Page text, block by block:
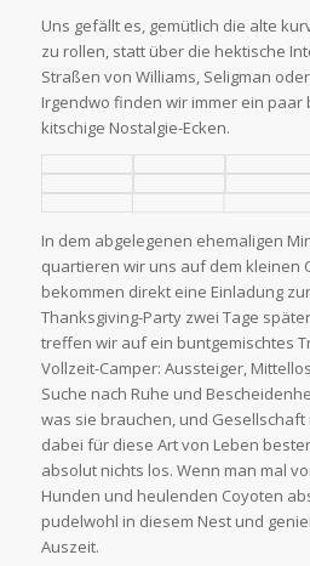
Uns gefällt es, gemütlich die alte
zu rollen, statt über die hektische
Straßen von Williams, Seligman
Irgendwo finden wir immer ein paar
kitschige Nostalgie-Ecken.
In dem abgelegenen ehemaligen
quartieren wir uns auf dem kleinen
bekommen direkt eine Einladung
Thanksgiving-Party zwei Tage
treffen wir auf ein buntgemischtes
Vollzeit-Camper: Aussteiger,
Suche nach Ruhe und
was sie brauchen, und Gesellschaft
dabei für diese Art von Leben
absolut nichts los. Wenn man mal
Hunden und heulenden Coyoten
pudelwohl in diesem Nest und
Auszeit.